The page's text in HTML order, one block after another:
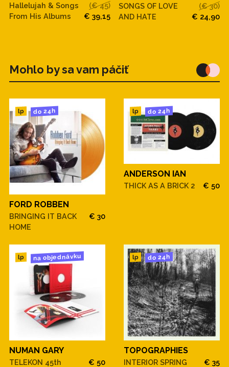
Hallelujah & Songs
From His Albums
(€ 45)
€ 39,15
SONGS OF LOVE
AND HATE
(€ 30)
€ 24,90
Mohlo by sa vam páčiť
lp do 24h
FORD ROBBEN
BRINGING IT BACK
HOME
€ 30
lp do 24h
ANDERSON IAN
THICK AS A BRICK 2 € 50
lp na objednávku
NUMAN GARY
TELEKON 45th € 50
lp do 24h
TOPOGRAPHIES
INTERIOR SPRING € 35